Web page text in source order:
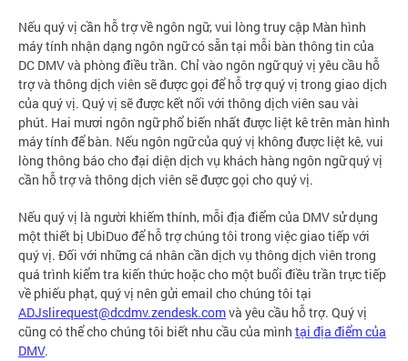
Nếu quý vị cần hỗ trợ về ngôn ngữ, vui lòng truy cập Màn hình
máy tính nhận dạng ngôn ngữ có sẵn tại mỗi bàn thông tin của
DC DMV và phòng điều trần. Chỉ vào ngôn ngữ quý vị yêu cầu hỗ
trợ và thông dịch viên sẽ được gọi để hỗ trợ quý vị trong giao dịch
của quý vị. Quý vị sẽ được kết nối với thông dịch viên sau vài
phút. Hai mươi ngôn ngữ phổ biến nhất được liệt kê trên màn hình
máy tính để bàn. Nếu ngôn ngữ của quý vị không được liệt kê, vui
lòng thông báo cho đại diện dịch vụ khách hàng ngôn ngữ quý vị
cần hỗ trợ và thông dịch viên sẽ được gọi cho quý vị.
Nếu quý vị là người khiếm thính, mỗi địa điểm của DMV sử dụng
một thiết bị UbiDuo để hỗ trợ chúng tôi trong việc giao tiếp với
quý vị. Đối với những cá nhân cần dịch vụ thông dịch viên trong
quá trình kiểm tra kiến thức hoặc cho một buổi điều trần trực tiếp
về phiếu phạt, quý vị nên gửi email cho chúng tôi tại
ADJslirequest@dcdmv.zendesk.comvà yêu cầu hỗ trợ. Quý vị
cũng có thể cho chúng tôi biết nhu cầu của mình tại địa điểm của
DMV.